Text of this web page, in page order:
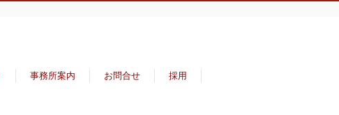
事務所案内 お問合せ 採用